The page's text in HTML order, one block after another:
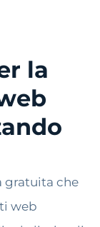
la
gratuita che
web